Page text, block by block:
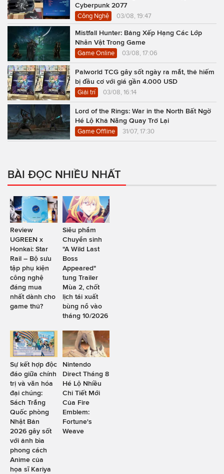
Cyberpunk 2077
Công Nghệ 03/08, 19:47
Mistfall Hunter: Bảng Xếp Hạng Các Lớp
Nhân Vật Trong Game
Game Online 03/08, 17:06
Palworld TCG gây sốt ngày ra mắt, thẻ hiếm
bị đầu cơ với giá gần 4.000 USD
Giải trí 03/08, 16:14
Lord of the Rings: War in the North Bất Ngờ
Hé Lộ Khả Năng Quay Trở Lại
Game Offline 31/07, 17:30
BÀI ĐỌC NHIỀU NHẤT
Review
UGREEN x
Honkai: Star
Rail – Bộ sưu
tập phụ kiện
công nghệ
đáng mua
nhất dành cho
game thủ?
Siêu phẩm
Chuyển sinh
"A Wild Last
Boss
Appeared"
tung Trailer
Mùa 2, chốt
lịch tái xuất
bùng nổ vào
tháng 10/2026
Sự kết hợp độc
đáo giữa chính
trị và văn hóa
đại chúng:
Sách Trắng
Quốc phòng
Nhật Bản
2026 gây sốt
với ảnh bìa
phong cách
Anime của
họa sĩ Kariya
Nintendo
Direct Tháng 8
Hé Lộ Nhiều
Chi Tiết Mới
Của Fire
Emblem:
Fortune's
Weave